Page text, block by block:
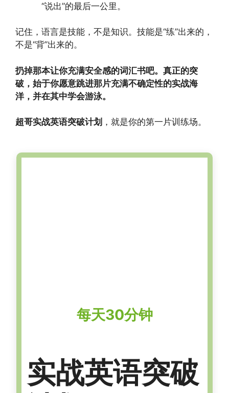
“说出”的最后一公里。
记住，语言是技能，不是知识。技能是“练”出来的，
不是“背”出来的。
扔掉那本让你充满安全感的词汇书吧。真正的突
破，始于你愿意跳进那片充满不确定性的实战海
洋，并在其中学会游泳。
超哥实战英语突破计划 ，就是你的第一片训练场。
每天30分钟
实战英语突破